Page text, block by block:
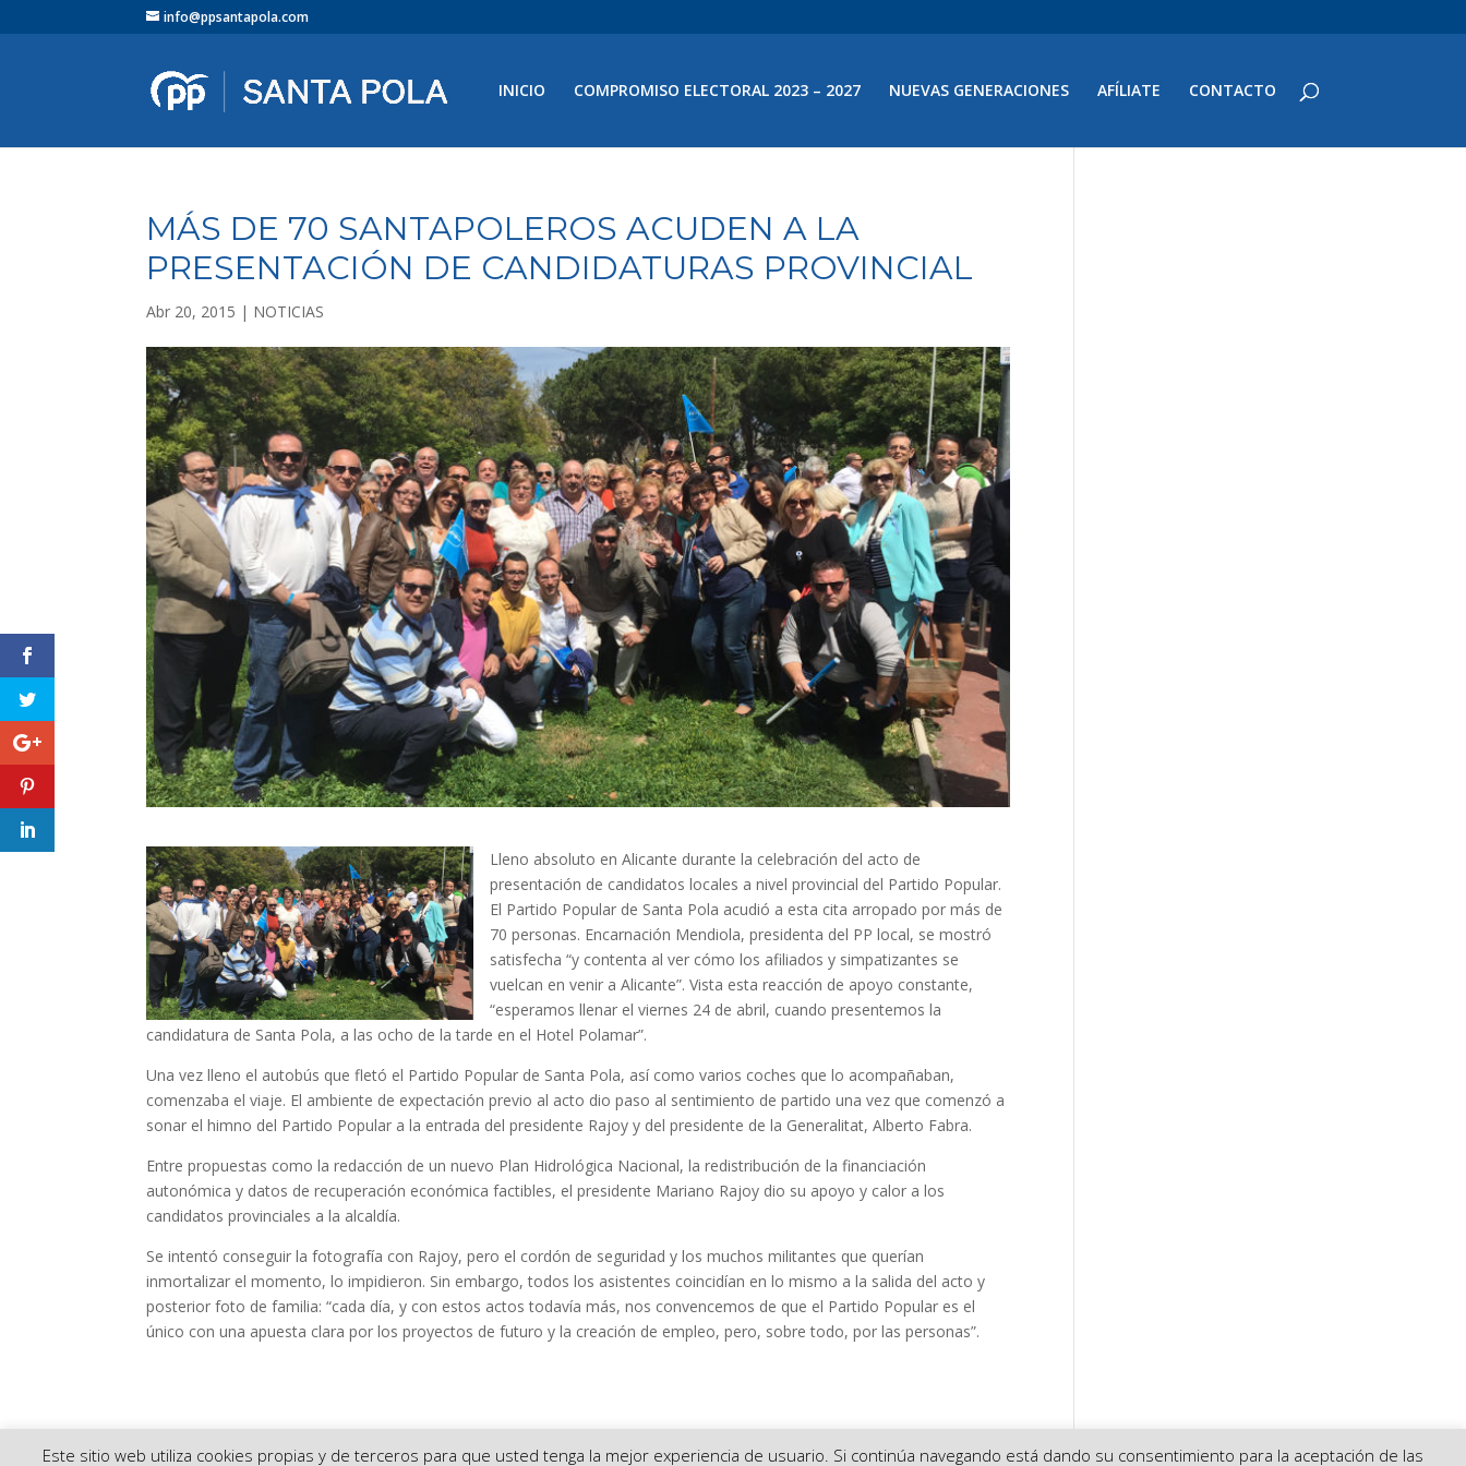
info@ppsantapola.com
INICIO COMPROMISO ELECTORAL 2023 – 2027 NUEVAS GENERACIONES AFÍLIATE CONTACTO
MÁS DE 70 SANTAPOLEROS ACUDEN A LA
PRESENTACIÓN DE CANDIDATURAS PROVINCIAL
Abr 20, 2015 | NOTICIAS
Lleno absoluto en Alicante durante la celebración del acto de
presentación de candidatos locales a nivel provincial del Partido Popular.
El Partido Popular de Santa Pola acudió a esta cita arropado por más de
70 personas. Encarnación Mendiola, presidenta del PP local, se mostró
satisfecha “y contenta al ver cómo los afiliados y simpatizantes se
vuelcan en venir a Alicante”. Vista esta reacción de apoyo constante,
“esperamos llenar el viernes 24 de abril, cuando presentemos la
candidatura de Santa Pola, a las ocho de la tarde en el Hotel Polamar”.
Una vez lleno el autobús que fletó el Partido Popular de Santa Pola, así como varios coches que lo acompañaban,
comenzaba el viaje. El ambiente de expectación previo al acto dio paso al sentimiento de partido una vez que comenzó a
sonar el himno del Partido Popular a la entrada del presidente Rajoy y del presidente de la Generalitat, Alberto Fabra.
Entre propuestas como la redacción de un nuevo Plan Hidrológica Nacional, la redistribución de la financiación
autonómica y datos de recuperación económica factibles, el presidente Mariano Rajoy dio su apoyo y calor a los
candidatos provinciales a la alcaldía.
Se intentó conseguir la fotografía con Rajoy, pero el cordón de seguridad y los muchos militantes que querían
inmortalizar el momento, lo impidieron. Sin embargo, todos los asistentes coincidían en lo mismo a la salida del acto y
posterior foto de familia: “cada día, y con estos actos todavía más, nos convencemos de que el Partido Popular es el
único con una apuesta clara por los proyectos de futuro y la creación de empleo, pero, sobre todo, por las personas”.
Este sitio web utiliza cookies propias y de terceros para que usted tenga la mejor experiencia de usuario. Si continúa navegando está dando su consentimiento para la aceptación de las